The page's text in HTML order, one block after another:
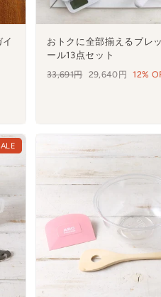
おトクに全部揃えるブレ
ール13点セット
通
33,691円 セ
29,640円 12%